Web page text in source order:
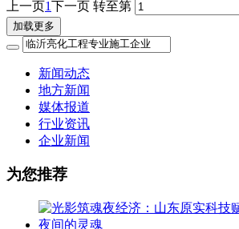
上一页1下一页 转至第
加载更多
新闻动态
地方新闻
媒体报道
行业资讯
企业新闻
为您推荐